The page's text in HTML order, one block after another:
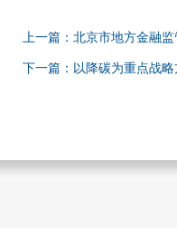
上一篇：北京市地方金融
下一篇：以降碳为重点战